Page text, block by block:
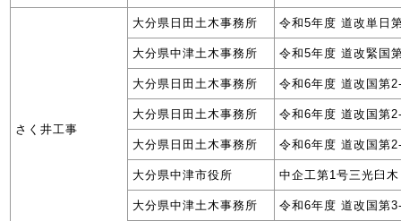
さく井工事
大分県日田土木事務所 令和5年度 道改単日
大分県中津土木事務所 令和5年度 道改緊国
大分県日田土木事務所 令和6年度 道改国第
大分県日田土木事務所 令和6年度 道改国第
大分県日田土木事務所 令和6年度 道改国第
大分県中津市役所 中企工第1号三光臼
大分県中津土木事務所 令和6年度 道改国第